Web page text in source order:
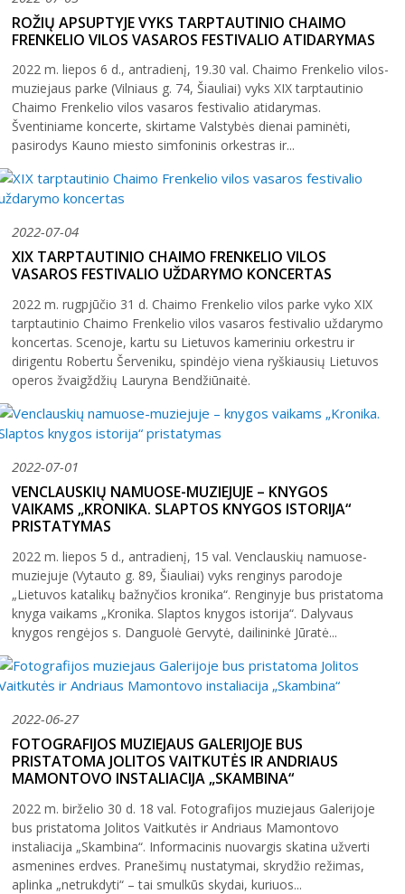
31
2026 (XXIII festivalis)
2025 (XXII festivalis)
2023 (XX festivalis)
2022 (XIX festivalis)
2021 (XVIII festivalis)
2020 (XVII festivalis)
2019 (XVI festivalis)
2018 (XV festivalis)
2004–2017 m. festivalis
ROŽIŲ APSUPTYJE VYKS TARPTAUTINIO CHAIMO
FRENKELIO VILOS VASAROS FESTIVALIO ATIDARYMAS
2022 m. liepos 6 d., antradienį, 19.30 val. Chaimo Frenkelio vilos-
muziejaus parke (Vilniaus g. 74, Šiauliai) vyks XIX tarptautinio
Chaimo Frenkelio vilos vasaros festivalio atidarymas.
Šventiniame koncerte, skirtame Valstybės dienai paminėti,
pasirodys Kauno miesto simfoninis orkestras ir...
2022-07-04
XIX TARPTAUTINIO CHAIMO FRENKELIO VILOS
VASAROS FESTIVALIO UŽDARYMO KONCERTAS
2022 m. rugpjūčio 31 d. Chaimo Frenkelio vilos parke vyko XIX
tarptautinio Chaimo Frenkelio vilos vasaros festivalio uždarymo
koncertas. Scenoje, kartu su Lietuvos kameriniu orkestru ir
dirigentu Robertu Šerveniku, spindėjo viena ryškiausių Lietuvos
operos žvaigždžių Lauryna Bendžiūnaitė.
2022-07-01
VENCLAUSKIŲ NAMUOSE-MUZIEJUJE – KNYGOS
VAIKAMS „KRONIKA. SLAPTOS KNYGOS ISTORIJA“
PRISTATYMAS
2022 m. liepos 5 d., antradienį, 15 val. Venclauskių namuose-
muziejuje (Vytauto g. 89, Šiauliai) vyks renginys parodoje
„Lietuvos katalikų bažnyčios kronika“. Renginyje bus pristatoma
knyga vaikams „Kronika. Slaptos knygos istorija“. Dalyvaus
knygos rengėjos s. Danguolė Gervytė, dailininkė Jūratė...
2022-06-27
FOTOGRAFIJOS MUZIEJAUS GALERIJOJE BUS
PRISTATOMA JOLITOS VAITKUTĖS IR ANDRIAUS
MAMONTOVO INSTALIACIJA „SKAMBINA“
2022 m. birželio 30 d. 18 val. Fotografijos muziejaus Galerijoje
bus pristatoma Jolitos Vaitkutės ir Andriaus Mamontovo
instaliacija „Skambina“. Informacinis nuovargis skatina užverti
asmenines erdves. Pranešimų nustatymai, skrydžio režimas,
aplinka „netrukdyti“ – tai smulkūs skydai, kuriuos...